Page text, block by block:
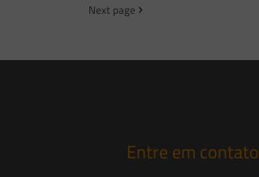
Next page
Entre em contato